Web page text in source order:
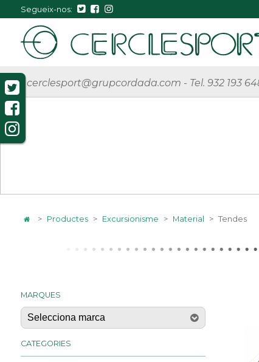
Segueix-nos:
cerclesport@grupcordada.com - Tel. 932 193
> Productes > Excursionisme > Material > Tendes
MARQUES
CATEGORIES